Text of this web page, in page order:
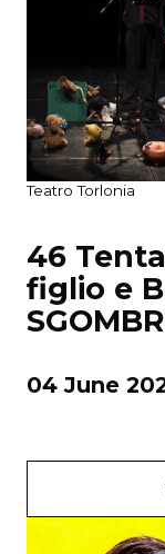
Teatro Torlonia
46
figlio e
04 June